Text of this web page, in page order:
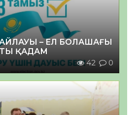
– ЕЛ БОЛАШАҒЫ
ҚАДАМ
42 0